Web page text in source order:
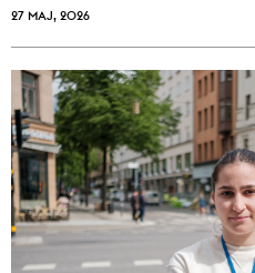
27 MAJ, 2026